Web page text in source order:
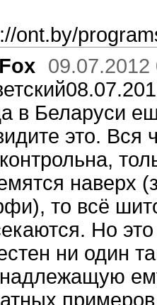
ont.by/
09.07.2012
в Беларуси
это. Вся
наверх
то всё
Но
ни один